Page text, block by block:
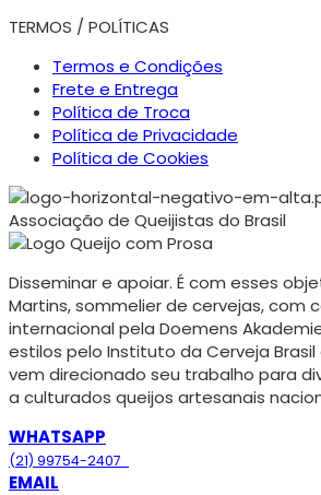
TERMOS / POLÍTICAS
Termos e Condições
Frete e Entrega
Política de Troca
Política de Privacidade
Política de Cookies
Associação de Queijistas do Brasil
Disseminar e apoiar. É com esses
Martins, sommelier de cervejas, com
internacional pela Doemens
estilos pelo Instituto da Cerveja
vem direcionado seu trabalho para
a culturados queijos artesanais
WHATSAPP
(21) 99754-2407
EMAIL